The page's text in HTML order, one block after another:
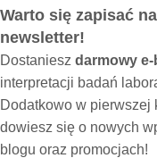
Wsparcie układu